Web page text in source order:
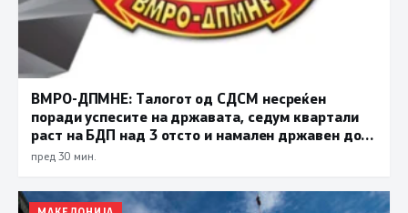
ВМРО-ДПМНЕ: Талогот од СДСМ несреќен
поради успесите на државата, седум квартали
раст на БДП над 3 отсто и намален државен долг
се показатели за економска стабилност
пред 30 мин.